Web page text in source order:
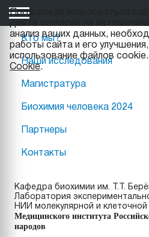
Кто мы?
Наши исследования
Магистратура
Биохимия человека 2024
Партнеры
Контакты
Кафедра биохимии им. Т.Т.
Лаборатория
НИИ молекулярной и
Медицинского института
народов
Продолжая пользоваться
анализ ваших данных,
работы сайта и его
использование файлов cookie.
Cookie.